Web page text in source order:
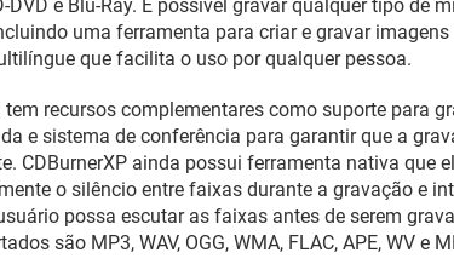
DVD e Blu-Ray. É possível gravar qualquer tipo de
uma ferramenta para criar e gravar imagens
que facilita o uso por qualquer pessoa.
tem recursos complementares como suporte para
e sistema de conferência para garantir que a
CDBurnerXP ainda possui ferramenta nativa que
o silêncio entre faixas durante a gravação e
possa escutar as faixas antes de serem
são MP3, WAV, OGG, WMA, FLAC, APE, WV e